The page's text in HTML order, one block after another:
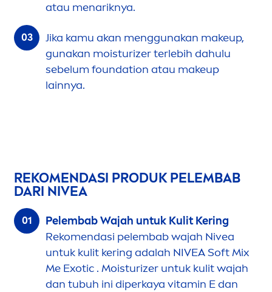
atau menariknya.
Jika kamu akan menggunakan makeup,
gunakan moisturizer terlebih dahulu
sebelum foundation atau makeup
lainnya.
REKOMENDASI PRODUK PELEMBAB
DARI NIVEA
Pelembab Wajah untuk Kulit Kering
Rekomendasi pelembab wajah Nivea
untuk kulit kering adalah NIVEASoft Mix
Me Exotic . Moisturizer untuk kulit wajah
dan tubuh ini diperkaya vitamin E dan